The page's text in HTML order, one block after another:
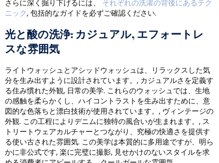
さらに深く掘り下げるには、 それぞれの洗濯の背後にあるテク
ニック, 包括的なガイドを必ずご確認ください.
光と酸の洗浄: カジュアル, エフォートレ
スな雰囲気
ライトウォッシュとアシッドウォッシュは、リラックスした気
分を生み出すように設計されています。, カジュアルさを定義す
る住み慣れた外観, 日常の美学. これらのウォッシュでは、生地
の感触を柔らかくし、ハイコントラストを生み出すために、意
図的な色落ちと漂白技術が使用されています。, ヴィンテージの
外観. この工程によりデニムに独特の風合いが生まれます。, ス
トリートウェアカルチャーとつながり、究極の快適さを提供す
る使い古された雰囲気. この美学は本質的に多用途ですが、明ら
かに非公式です, 楽に完璧に撮影, 見せかけのないスタイルを求